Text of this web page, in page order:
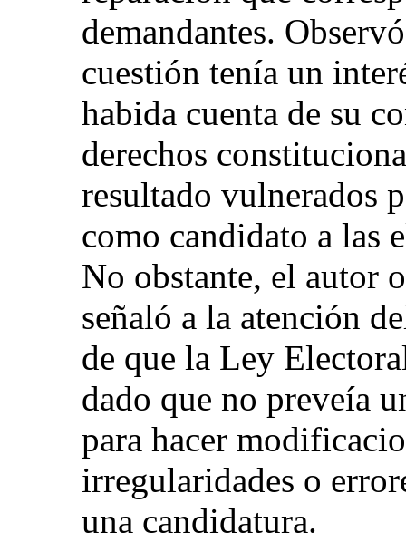
demandantes.
cuestión tenía un
habida cuenta de su
derechos
resultado vulnerados
como candidato a las
No obstante, el autor
señaló a la atención
de que la Ley
dado que no preveía
para hacer
irregularidades o
una candidatura.